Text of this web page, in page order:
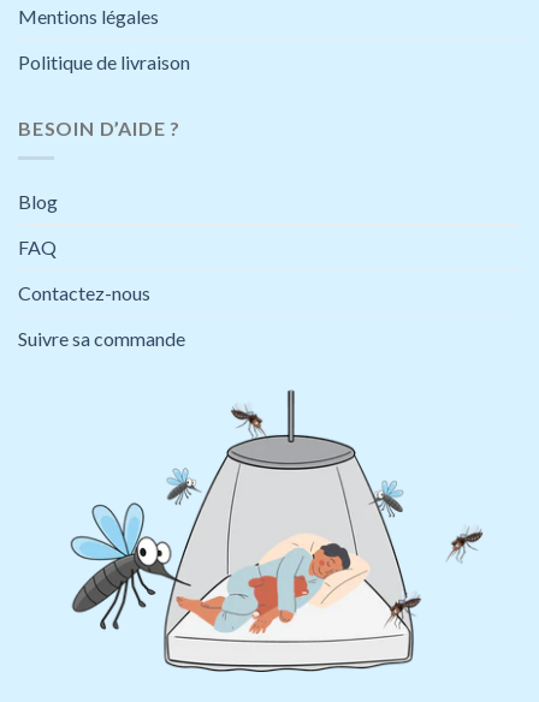
page
produit
Mentions légales
Politique de livraison
BESOIN D’AIDE ?
Blog
FAQ
Contactez-nous
Suivre sa commande